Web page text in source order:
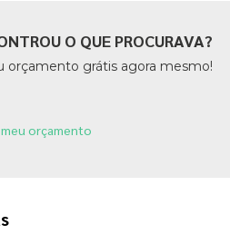
O QUE PROCURAVA?
orçamento grátis agora mesmo!
orçamento